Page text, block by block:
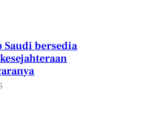
Saudi bersedia